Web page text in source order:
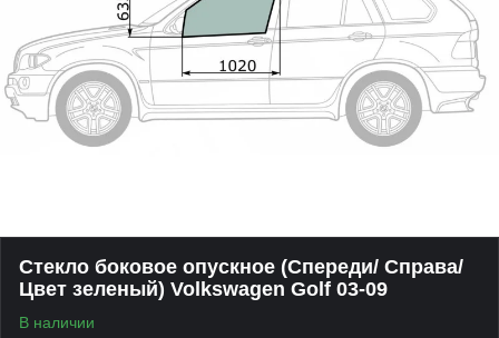
Стекло боковое опускное (Спереди/ Справа/
Цвет зеленый) Volkswagen Golf 03-09
В наличии